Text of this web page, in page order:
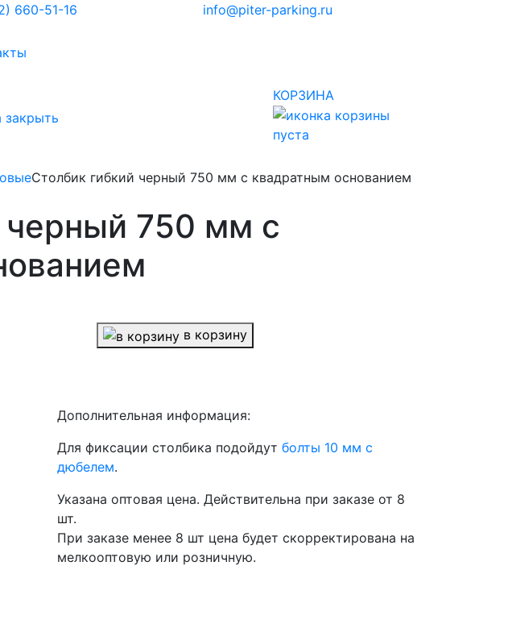
660-51-16 info@piter-parking.ru
КОРЗИНА
пуста
Столбик гибкий черный 750 мм с квадратным основанием
черный 750 мм с
в корзину
Дополнительная информация:
Для фиксации столбика подойдутболты 10 мм с
дюбелем.
Указана оптовая цена. Действительна при заказе от 8
шт.
При заказе менее 8 шт цена будет скорректирована на
мелкооптовую или розничную.